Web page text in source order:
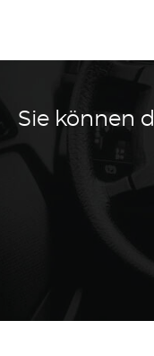
Sie können